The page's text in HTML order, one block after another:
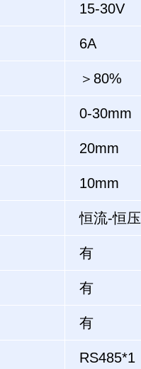
15-30V
6A
＞80%
0-30mm
20mm
10mm
恒流-恒压
有
有
有
RS485*1